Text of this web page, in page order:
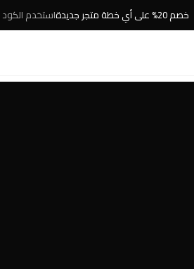
خصم 20% على أي خطة متجر جديدة استخدم الكود